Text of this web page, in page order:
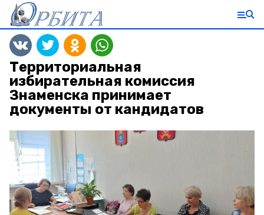
Территориальная
избирательная комиссия
Знаменска принимает
документы от кандидатов